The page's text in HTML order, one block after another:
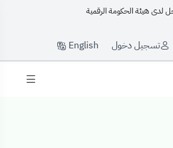
هيئة الحكومة الرقمية
تسجيل دخول English